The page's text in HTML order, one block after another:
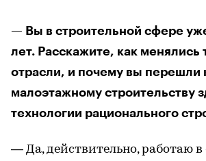
— Вы в строительной сфере
лет. Расскажите, как менялись
отрасли, и почему вы перешли
малоэтажному строительству
технологии рационального
— Да, действительно, работаю в